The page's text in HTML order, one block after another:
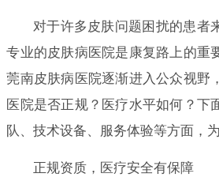
对于许多皮肤问题困扰的患者
专业的皮肤病医院是康复路上的重
莞南皮肤病医院逐渐进入公众视野
医院是否正规？医疗水平如何？下
队、技术设备、服务体验等方面，
正规资质，医疗安全有保障